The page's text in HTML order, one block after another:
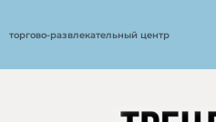
торгово-развлекательный центр